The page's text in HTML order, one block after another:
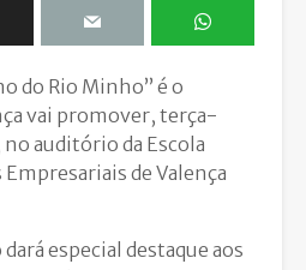
do Rio Minho” é o
vai promover, terça-
auditório da Escola
de Valença
especial destaque aos